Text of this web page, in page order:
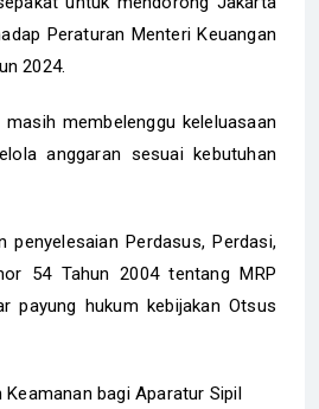
Peraturan Menteri Keuangan
2024.
membelenggu keleluasaan
anggaran sesuai kebutuhan
penyelesaian Perdasus, Perdasi,
54 Tahun 2004 tentang MRP
payung hukum kebijakan Otsus
bagi Aparatur Sipil